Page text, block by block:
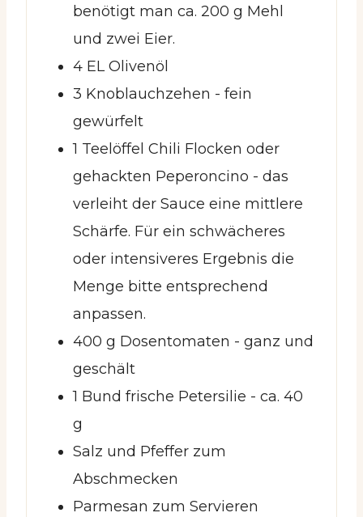
benötigt man ca. 200 g Mehl
und zwei Eier.
4 EL Olivenöl
3 Knoblauchzehen - fein
gewürfelt
1 Teelöffel Chili Flocken oder
gehackten Peperoncino - das
verleiht der Sauce eine mittlere
Schärfe. Für ein schwächeres
oder intensiveres Ergebnis die
Menge bitte entsprechend
anpassen.
400 g Dosentomaten - ganz und
geschält
1 Bund frische Petersilie - ca. 40
g
Salz und Pfeffer zum
Abschmecken
Parmesan zum Servieren